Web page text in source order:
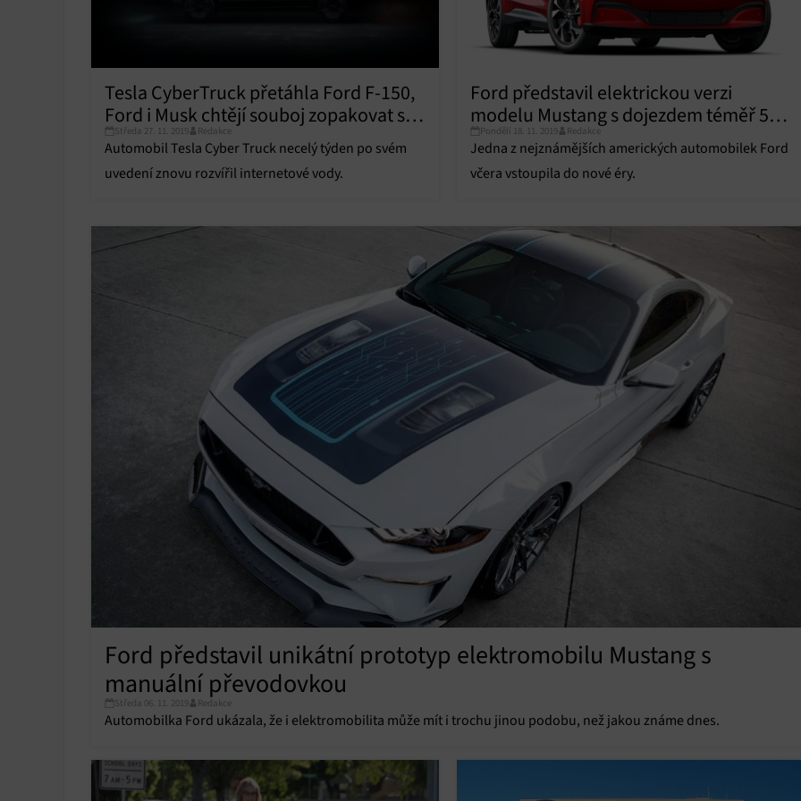
Poskytování a zobrazování reklamy a obsahu, Ukládání a sdělování voleb
ochrany osobních údajů.
Tesla CyberTruck přetáhla Ford F-150,
Ford i Musk chtějí souboj zopakovat s
férovějšími podmínkami
Středa 27. 11. 2019 Redakce
Automobil Tesla Cyber Truck necelý týden po svém
uvedení znovu rozvířil internetové vody.
Ford představil elektrickou verzi
modelu Mustang s dojezdem téměř 500
km. Další modely jej budou následovat
Pondělí 18. 11. 2019 Redakce
Jedna z nejznámějších amerických automobilek Ford
včera vstoupila do nové éry.
Ford představil unikátní prototyp elektromobilu Mustang s
manuální převodovkou
Středa 06. 11. 2019 Redakce
Automobilka Ford ukázala, že i elektromobilita může mít i trochu jinou podobu, než jakou známe dnes.